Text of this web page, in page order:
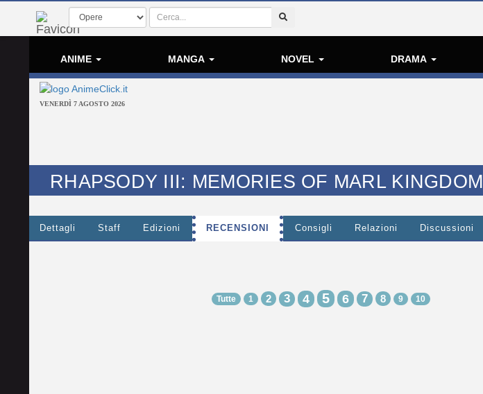
ANIME MANGA NOVEL DRAMA
VENERDÌ 7 AGOSTO 2026
RHAPSODY III: MEMORIES OF MARL KINGDOM
Dettagli Staff Edizioni RECENSIONI Consigli Relazioni Discussioni
Tutte 1 2 3 4 5 6 7 8 9 10